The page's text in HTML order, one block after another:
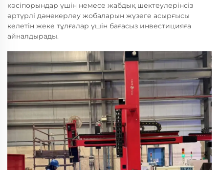
кәсіпорындар үшін немесе жабдық шектеулерінсіз
әртүрлі дәнекерлеу жобаларын жүзеге асырғысы
келетін жеке тұлғалар үшін бағасыз инвестицияға
айналдырады.